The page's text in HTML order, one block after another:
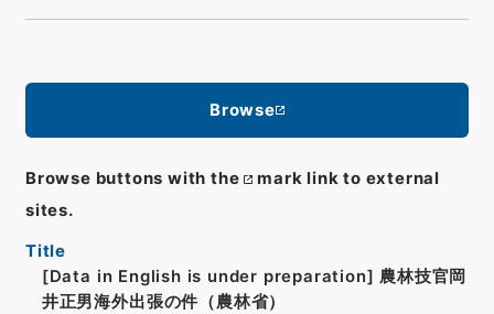
Browse
Browse buttons with the
mark link to external
sites.
Title
[Data in English is under preparation] 農林技官岡
井正男海外出張の件（農林省）